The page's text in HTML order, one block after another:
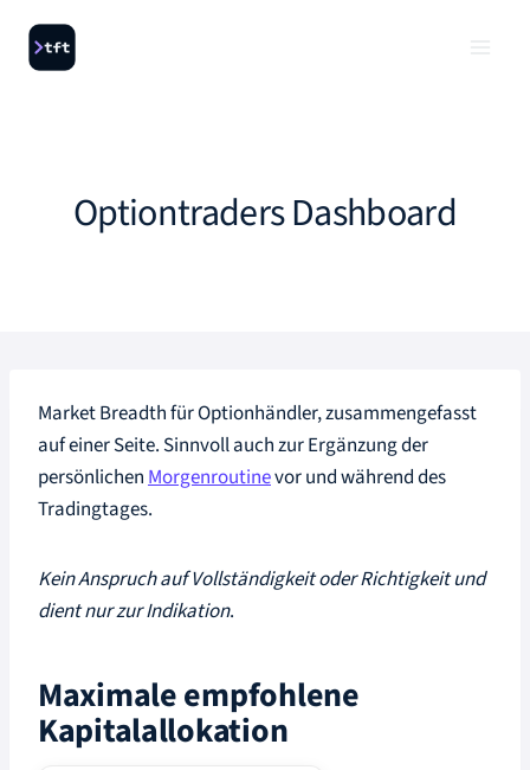
Inhalt
springen
Optiontraders Dashboard
Market Breadth für Optionhändler, zusammengefasst
auf einer Seite. Sinnvoll auch zur Ergänzung der
persönlichenMorgenroutinevor und während des
Tradingtages.
Kein Anspruch auf Vollständigkeit oder Richtigkeit und
dient nur zur Indikation.
Maximale empfohlene
Kapitalallokation